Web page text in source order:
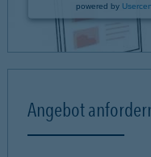
powered by
Angebot